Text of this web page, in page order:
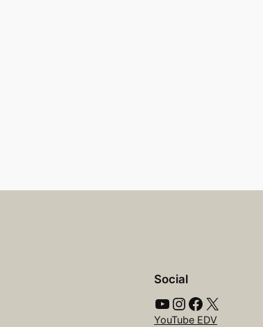
Social
YouTube Instagram Facebook X
YouTube EDV